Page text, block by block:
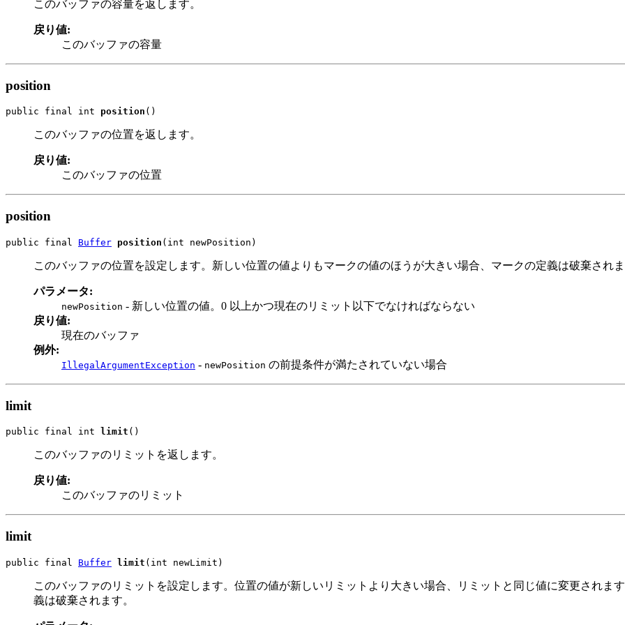
このバッファの容量を返します。
戻り値:
このバッファの容量
position
public final int position ()
このバッファの位置を返します。
戻り値:
このバッファの位置
position
public final Buffer position (int newPosition)
このバッファの位置を設定します。新しい位置の値よりもマークの値のほうが大きい場合、マークの定義は破棄され
パラメータ:
newPosition - 新しい位置の値。0 以上かつ現在のリミット以下でなければならない
戻り値:
現在のバッファ
例外:
IllegalArgumentException - newPosition の前提条件が満たされていない場合
limit
public final int limit ()
このバッファのリミットを返します。
戻り値:
このバッファのリミット
limit
public final Buffer limit (int newLimit)
このバッファのリミットを設定します。位置の値が新しいリミットより大きい場合、リミットと同じ値に変更されま
義は破棄されます。